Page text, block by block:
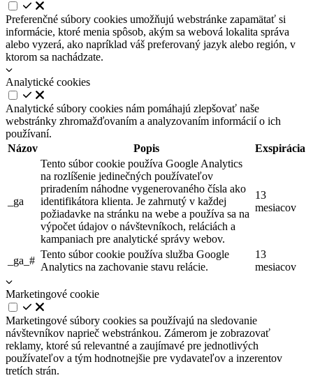
Preferenčné súbory cookies umožňujú webstránke zapamätať si
informácie, ktoré menia spôsob, akým sa webová lokalita správa
alebo vyzerá, ako napríklad váš preferovaný jazyk alebo región, v
ktorom sa nachádzate.
Analytické cookies
Analytické súbory cookies nám pomáhajú zlepšovať naše
webstránky zhromažďovaním a analyzovaním informácií o ich
používaní.
Názov
Popis Exspirácia
_ga
Tento súbor cookie používa Google Analytics
na rozlíšenie jedinečných používateľov
priradením náhodne vygenerovaného čísla ako
identifikátora klienta. Je zahrnutý v každej
požiadavke na stránku na webe a používa sa na
výpočet údajov o návštevníkoch, reláciách a
kampaniach pre analytické správy webov.
13
mesiacov
_ga_#
Tento súbor cookie používa služba Google
Analytics na zachovanie stavu relácie.
13
mesiacov
Marketingové cookie
Marketingové súbory cookies sa používajú na sledovanie
návštevníkov naprieč webstránkou. Zámerom je zobrazovať
reklamy, ktoré sú relevantné a zaujímavé pre jednotlivých
používateľov a tým hodnotnejšie pre vydavateľov a inzerentov
tretích strán.